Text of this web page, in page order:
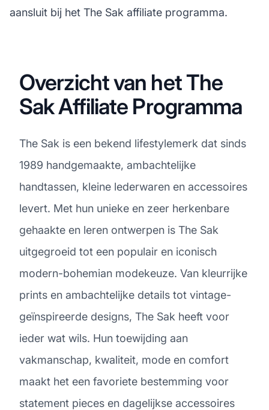
aansluit bij het The Sak affiliate programma.
Overzicht van het The
Sak Affiliate Programma
The Sak is een bekend lifestylemerk dat sinds
1989 handgemaakte, ambachtelijke
handtassen, kleine lederwaren en accessoires
levert. Met hun unieke en zeer herkenbare
gehaakte en leren ontwerpen is The Sak
uitgegroeid tot een populair en iconisch
modern-bohemian modekeuze. Van kleurrijke
prints en ambachtelijke details tot vintage-
geïnspireerde designs, The Sak heeft voor
ieder wat wils. Hun toewijding aan
vakmanschap, kwaliteit, mode en comfort
maakt het een favoriete bestemming voor
statement pieces en dagelijkse accessoires